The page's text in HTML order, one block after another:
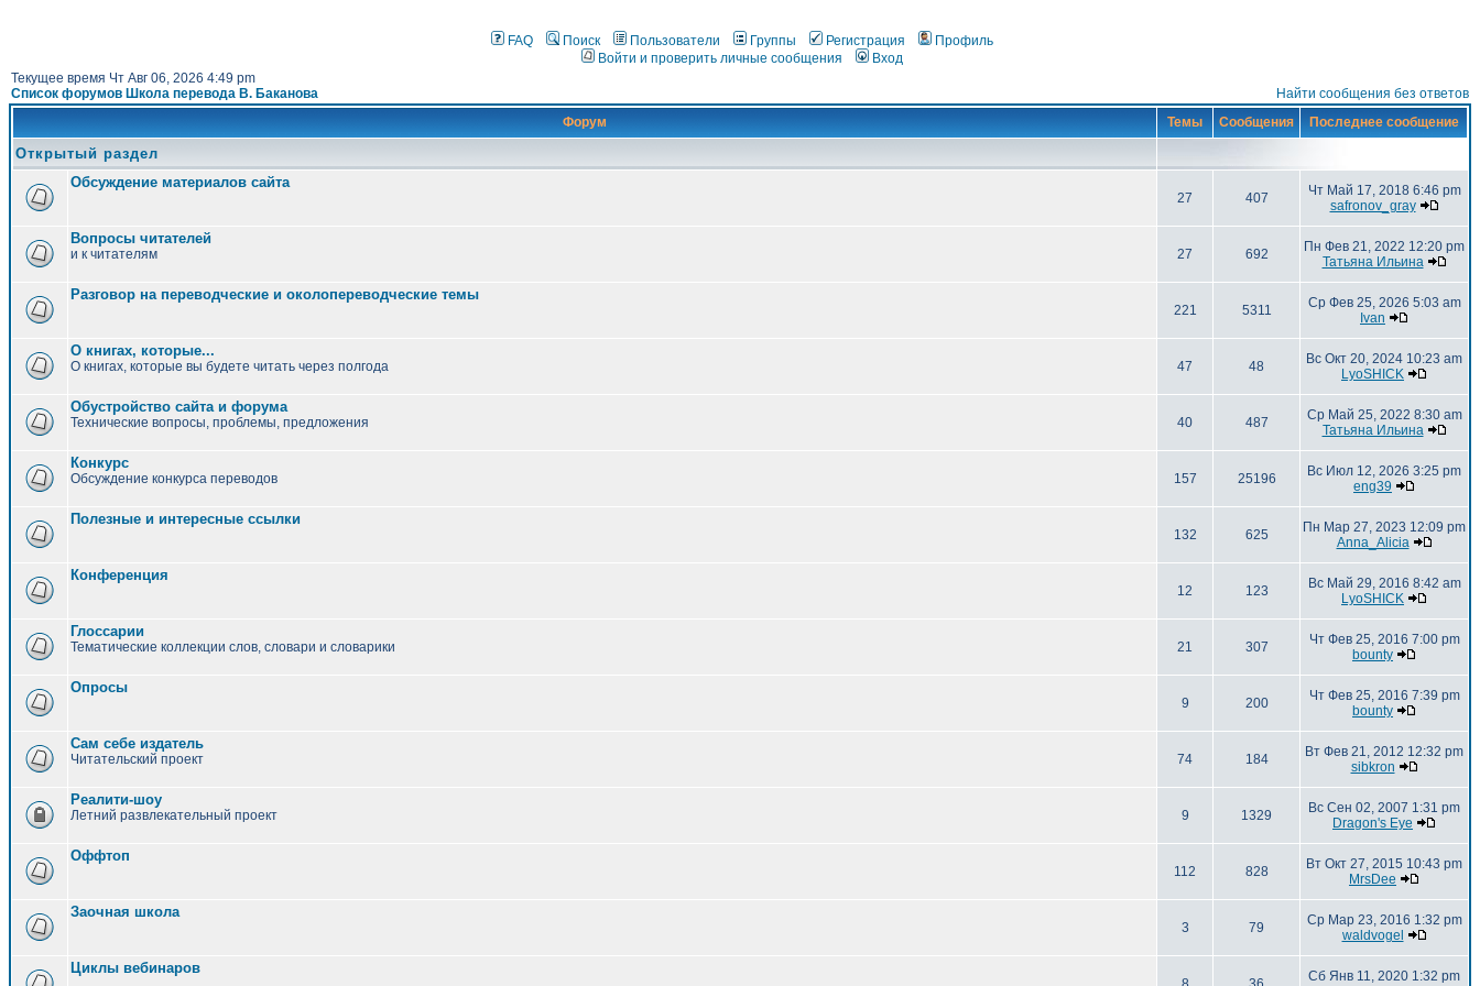
FAQ Поиск Пользователи Группы Регистрация
Профиль
Войти и проверить личные сообщения
Вход
Текущее время Чт Авг 06, 2026 4:49 pm
Список форумов Школа перевода В. Баканова
Найти сообщения без ответов
Форум
Темы Сообщения Последнее сообщение
Открытый раздел
Обсуждение материалов сайта
27 407
Чт Май 17, 2018 6:46 pm
safronov_gray
Вопросы читателей
и к читателям 27 692
Пн Фев 21, 2022 12:20 pm
Татьяна Ильина
Разговор на переводческие и околопереводческие темы
221 5311
Ср Фев 25, 2026 5:03 am
Ivan
О книгах, которые...
О книгах, которые вы будете читать через полгода 47 48
Вс Окт 20, 2024 10:23 am
LyoSHICK
Обустройство сайта и форума
Технические вопросы, проблемы, предложения 40 487
Ср Май 25, 2022 8:30 am
Татьяна Ильина
Конкурс
Обсуждение конкурса переводов 157 25196
Вс Июл 12, 2026 3:25 pm
eng39
Полезные и интересные ссылки
132 625
Пн Мар 27, 2023 12:09 pm
Anna_Alicia
Конференция
12 123
Вс Май 29, 2016 8:42 am
LyoSHICK
Глоссарии
Тематические коллекции слов, словари и словарики 21 307
Чт Фев 25, 2016 7:00 pm
bounty
Опросы
9 200
Чт Фев 25, 2016 7:39 pm
bounty
Сам себе издатель
Читательский проект 74 184
Вт Фев 21, 2012 12:32 pm
sibkron
Реалити-шоу
Летний развлекательный проект 9 1329
Вс Сен 02, 2007 1:31 pm
Dragon's Eye
Оффтоп
112 828
Вт Окт 27, 2015 10:43 pm
MrsDee
Заочная школа
3 79
Ср Мар 23, 2016 1:32 pm
waldvogel
Циклы вебинаров
Сб Янв 11, 2020 1:32 pm